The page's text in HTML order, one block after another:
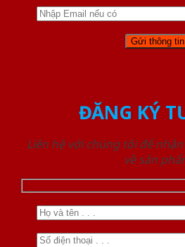
ĐĂNG KÝ
Liên hệ với chúng tôi để
về sản